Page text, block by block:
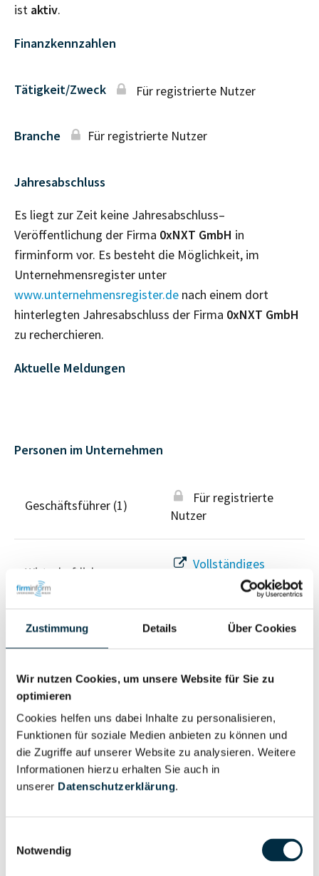
Zustimmung Details Über Cookies
Wir nutzen Cookies, um unsere Website für Sie zu
optimieren
Cookies helfen uns dabei Inhalte zu personalisieren,
Funktionen für soziale Medien anbieten zu können und
die Zugriffe auf unserer Website zu analysieren. Weitere
Informationen hierzu erhalten Sie auch in
unserer Datenschutzerklärung.
Notwendig
ist aktiv.
Finanzkennzahlen
Tätigkeit/Zweck Für registrierte Nutzer
Branche Für registrierte Nutzer
Jahresabschluss
Es liegt zur Zeit keine Jahresabschluss–
Veröffentlichung der Firma 0xNXT GmbH in
firminform vor. Es besteht die Möglichkeit, im
Unternehmensregister unter
www.unternehmensregister.de nach einem dort
hinterlegten Jahresabschluss der Firma 0xNXT GmbH
zu recherchieren.
Aktuelle Meldungen
Personen im Unternehmen
Geschäftsführer (1)
Für registrierte
Nutzer
Wirtschaftlich
Berechtigter
Vollständiges
Unternehmensprofil
Gesellschafterstruktur
Vollständiges
Unternehmensprofil
anfragen